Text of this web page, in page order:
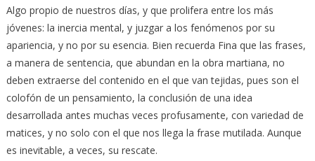
Algo propio de nuestros días, y que prolifera entre los más
jóvenes: la inercia mental, y juzgar a los fenómenos por su
apariencia, y no por su esencia. Bien recuerda Fina que las frases,
a manera de sentencia, que abundan en la obra martiana, no
deben extraerse del contenido en el que van tejidas, pues son el
colofón de un pensamiento, la conclusión de una idea
desarrollada antes muchas veces profusamente, con variedad de
matices, y no solo con el que nos llega la frase mutilada. Aunque
es inevitable, a veces, su rescate.